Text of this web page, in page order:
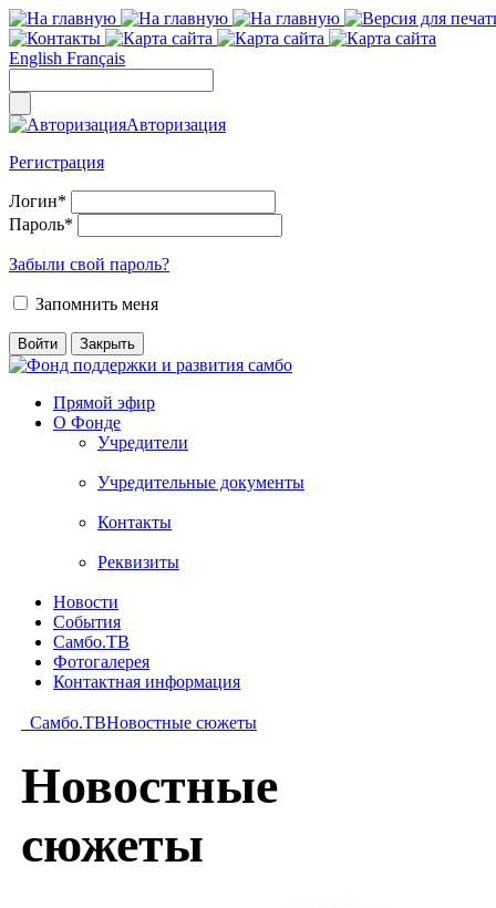
English Français
Авторизация
Регистрация
Логин*
Пароль*
Забыли свой пароль?
Запомнить меня
Прямой эфир
О Фонде
Учредители
Учредительные документы
Контакты
Реквизиты
Новости
События
Самбо.ТВ
Фотогалерея
Контактная информация
Самбо.ТВНовостные сюжеты
Новостные
сюжеты